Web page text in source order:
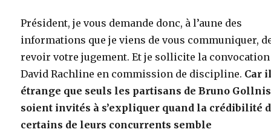
Président, je vous demande donc, à l’aune des
informations que je viens de vous communiquer,
revoir votre jugement. Et je sollicite la convocation
David Rachline en commission de discipline. Car
étrange que seuls les partisans de Bruno
soient invités à s’expliquer quand la crédibilité
certains de leurs concurrents semble